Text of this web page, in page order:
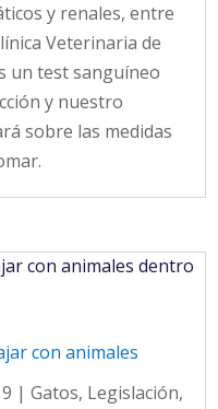
y renales, entre
Veterinaria de
un test sanguíneo
y nuestro
sobre las medidas
con animales
|Gatos, Legislación,